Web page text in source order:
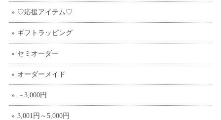
♡応援アイテム♡
ギフトラッピング
セミオーダー
オーダーメイド
～3,000円
3,001円～5,000円